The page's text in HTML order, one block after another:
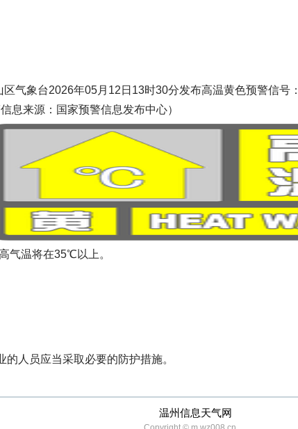
气象台2026年05月12日13时30分发布高温黄色预警信
来源：国家预警信息发布中心）
气温将在35℃以上。
人员应当采取必要的防护措施。
温州信息天气网